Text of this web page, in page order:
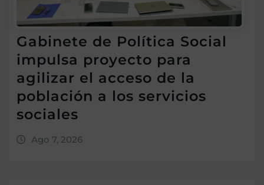
Gabinete de Política Social
impulsa proyecto para
agilizar el acceso de la
población a los servicios
sociales
Ago 7, 2026